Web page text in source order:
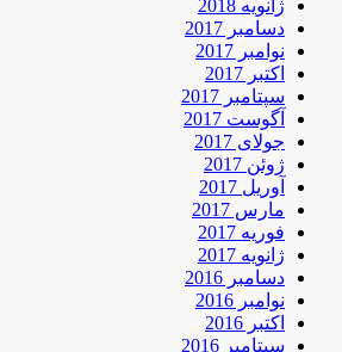
ژانویه 2018
دسامبر 2017
نوامبر 2017
اکتبر 2017
سپتامبر 2017
آگوست 2017
جولای 2017
ژوئن 2017
آوریل 2017
مارس 2017
فوریه 2017
ژانویه 2017
دسامبر 2016
نوامبر 2016
اکتبر 2016
سپتامبر 2016